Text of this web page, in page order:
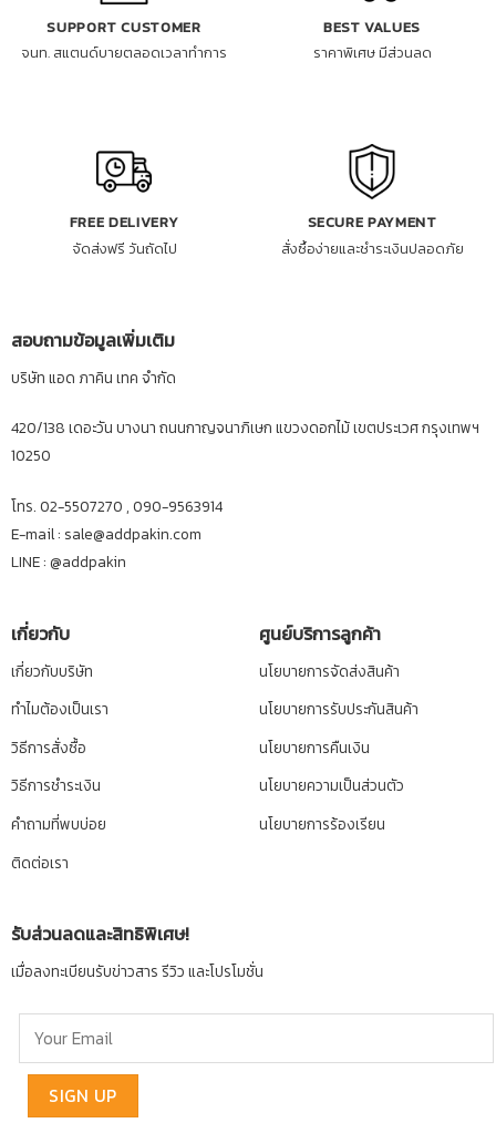
SUPPORT CUSTOMER
จนท. สแตนด์บายตลอดเวลาทำการ
BEST VALUES
ราคาพิเศษ มีส่วนลด
FREE DELIVERY
จัดส่งฟรี วันถัดไป
SECURE PAYMENT
สั่งซื้อง่ายและชำระเงินปลอดภัย
สอบถามข้อมูลเพิ่มเติม
บริษัท แอด ภาคิน เทค จำกัด
420/138 เดอะวัน บางนา ถนนกาญจนาภิเษก แขวงดอกไม้ เขตประเวศ กรุงเทพฯ
10250
โทร. 02-5507270 , 090-9563914
E-mail : sale@addpakin.com
LINE : @addpakin
เกี่ยวกับ
เกี่ยวกับบริษัท
ทำไมต้องเป็นเรา
วิธีการสั่งซื้อ
วิธีการชำระเงิน
คำถามที่พบบ่อย
ติดต่อเรา
ศูนย์บริการลูกค้า
นโยบายการจัดส่งสินค้า
นโยบายการรับประกันสินค้า
นโยบายการคืนเงิน
นโยบายความเป็นส่วนตัว
นโยบายการร้องเรียน
รับส่วนลดและสิทธิพิเศษ!
เมื่อลงทะเบียนรับข่าวสาร รีวิว และโปรโมชั่น